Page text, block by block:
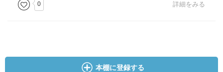
0 詳細をみる
本棚に登録する